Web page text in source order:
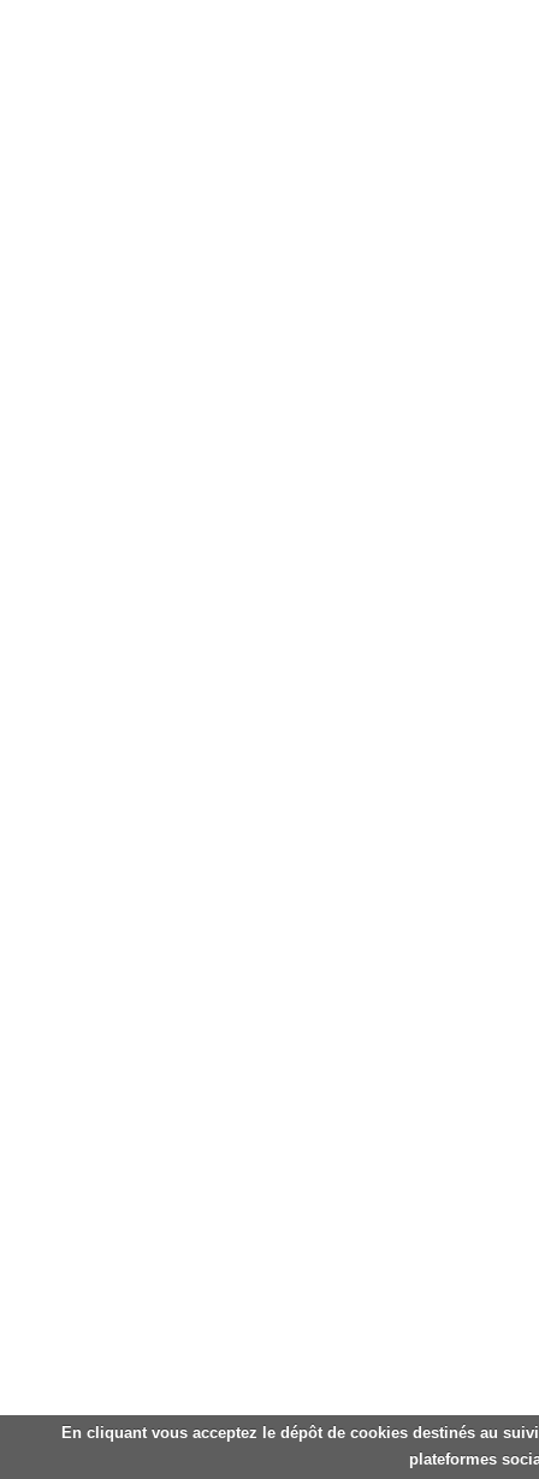
En cliquant vous acceptez le dépôt de cookies destinés au
plateformes